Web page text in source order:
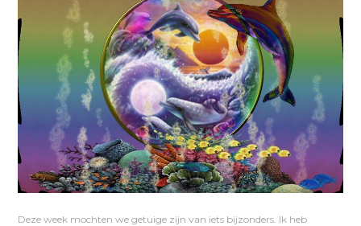
Deze week mochten we getuige zijn van iets bijzonders. Ik heb